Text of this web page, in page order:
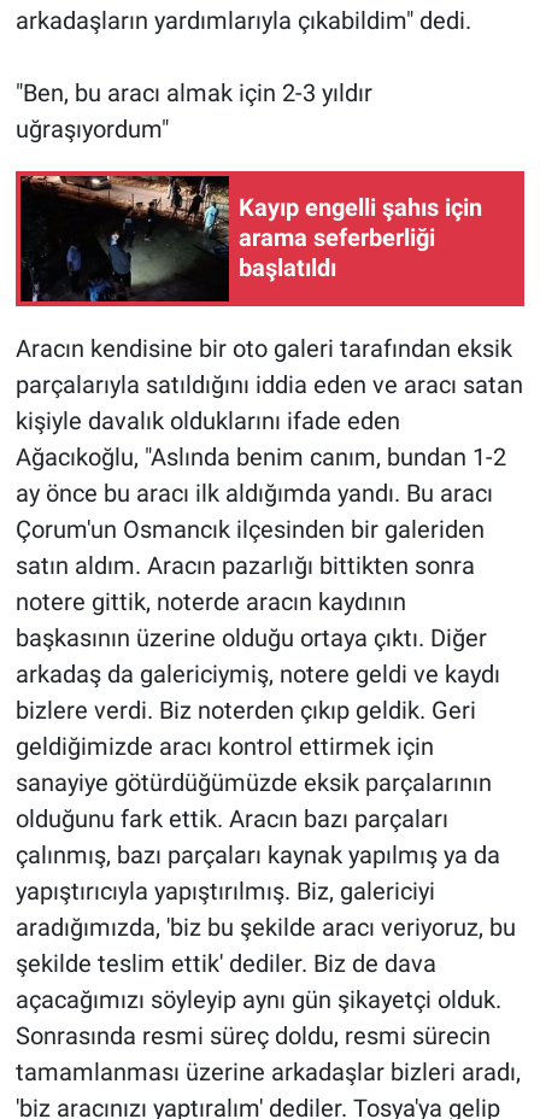
arkadaşların yardımlarıyla çıkabildim" dedi.
"Ben, bu aracı almak için 2-3 yıldır
uğraşıyordum"
Kayıp engelli şahıs için
arama seferberliği
başlatıldı
Aracın kendisine bir oto galeri tarafından eksik
parçalarıyla satıldığını iddia eden ve aracı satan
kişiyle davalık olduklarını ifade eden
Ağacıkoğlu, "Aslında benim canım, bundan 1-2
ay önce bu aracı ilk aldığımda yandı. Bu aracı
Çorum'un Osmancık ilçesinden bir galeriden
satın aldım. Aracın pazarlığı bittikten sonra
notere gittik, noterde aracın kaydının
başkasının üzerine olduğu ortaya çıktı. Diğer
arkadaş da galericiymiş, notere geldi ve kaydı
bizlere verdi. Biz noterden çıkıp geldik. Geri
geldiğimizde aracı kontrol ettirmek için
sanayiye götürdüğümüzde eksik parçalarının
olduğunu fark ettik. Aracın bazı parçaları
çalınmış, bazı parçaları kaynak yapılmış ya da
yapıştırıcıyla yapıştırılmış. Biz, galericiyi
aradığımızda, 'biz bu şekilde aracı veriyoruz, bu
şekilde teslim ettik' dediler. Biz de dava
açacağımızı söyleyip aynı gün şikayetçi olduk.
Sonrasında resmi süreç doldu, resmi sürecin
tamamlanması üzerine arkadaşlar bizleri aradı,
'biz aracınızı yaptıralım' dediler. Tosya'ya gelip